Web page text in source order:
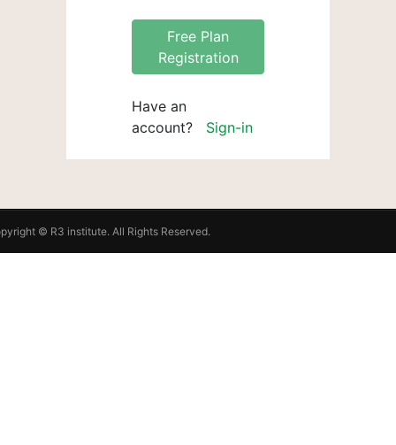
Free Plan
Registration
Have an
account?
Sign-in
© R3 institute. All Rights Reserved.